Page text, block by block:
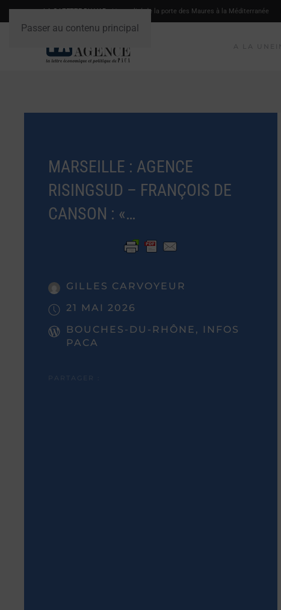
Passer au contenu principal
LA GAZETTE DU VAR- L'actualité de la porte des Maures à la Méditerranée
MARSEILLE : AGENCE
RISINGSUD – FRANÇOIS DE
CANSON : «…
GILLES CARVOYEUR
21 MAI 2026
BOUCHES-DU-RHÔNE, INFOS
PACA